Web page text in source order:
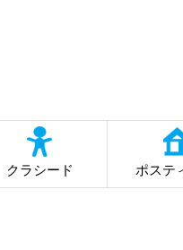
クラシード ポステ